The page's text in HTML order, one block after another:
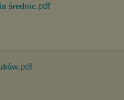
średnic.pdf
.pdf